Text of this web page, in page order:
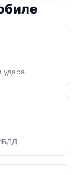
удара.